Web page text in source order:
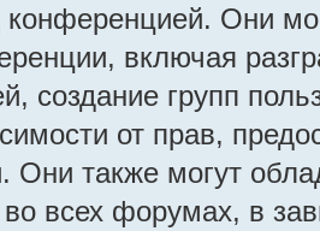
конференцией. Они
включая
создание групп
от прав,
Они также могут
всех форумах, в